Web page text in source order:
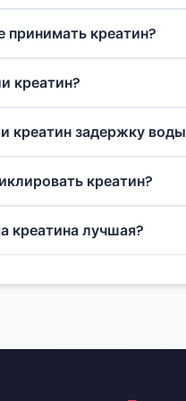
принимать креатин?
креатин?
креатин задержку
креатин?
креатина лучшая?